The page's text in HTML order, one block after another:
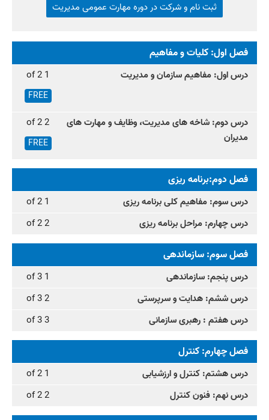
ثبت نام و شرکت در دوره مهارت عمومی مدیریت
فصل اول: کلیات و مفاهیم
1 of 2
FREE
درس اول: مفاهیم سازمان و مدیریت
2 of 2
FREE
درس دوم: شاخه های مدیریت، وظایف و مهارت های
مدیران
فصل دوم:برنامه ریزی
1 of 2
درس سوم: مفاهیم کلی برنامه ریزی
2 of 2
درس چهارم: مراحل برنامه ریزی
فصل سوم: سازماندهی
1 of 3
درس پنجم: سازماندهی
2 of 3
درس ششم: هدایت و سرپرستی
3 of 3
درس هفتم : رهبری سازمانی
فصل چهارم: کنترل
1 of 2
درس هشتم: کنترل و ارزشیابی
2 of 2
درس نهم: فنون کنترل